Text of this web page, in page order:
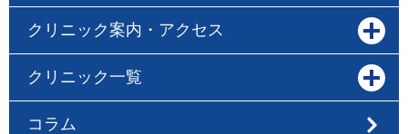
クリニック案内・アクセス
クリニック一覧
コラム